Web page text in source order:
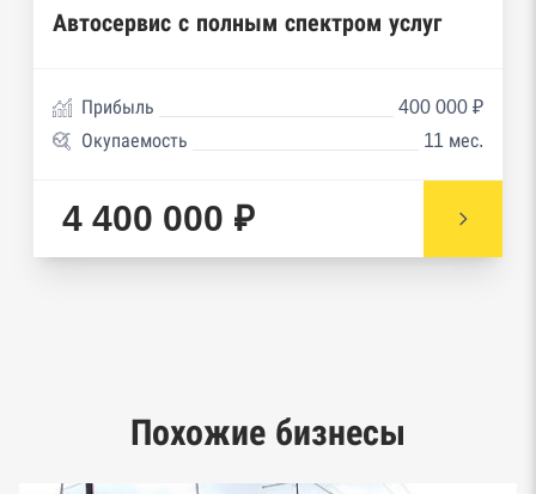
Реестры ФНС
Реестр членов Торгово-промышленной палаты
имущества нотариальной палаты
Реестр недействительных паспортов ФМС
предпринимательства ФНС
Автосервис с полным спектром услуг
Прибыль
400 000 ₽
Окупаемость
11 мес.
4 400 000 ₽
Похожие бизнесы